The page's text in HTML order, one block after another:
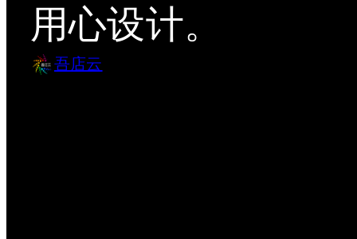
用心设计。
吾店云